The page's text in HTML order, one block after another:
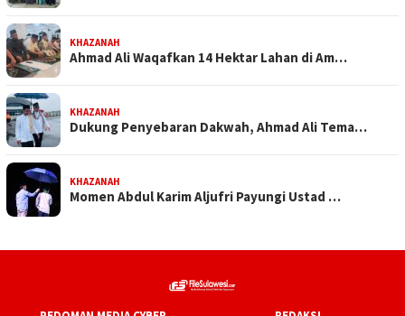
KHAZANAH
Ahmad Ali Waqafkan 14 Hektar Lahan di Am…
KHAZANAH
Dukung Penyebaran Dakwah, Ahmad Ali Tema…
KHAZANAH
Momen Abdul Karim Aljufri Payungi Ustad …